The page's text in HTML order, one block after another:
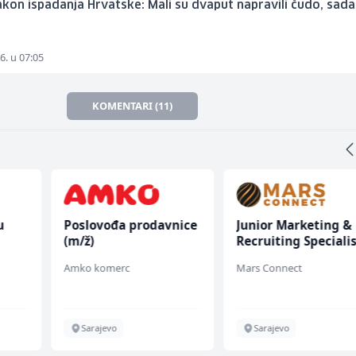
ispadanja Hrvatske: Mali su dvaput napravili čudo,
u 07:05
KOMENTARI (11)
Poslovođa prodavnice
(m/ž)
Amko komerc
Sarajevo
Junior Marketing &
Recruiting
Mars Connect
Sarajevo